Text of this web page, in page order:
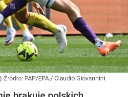
Źródło: PAP/EPA / Claudio Giovannini